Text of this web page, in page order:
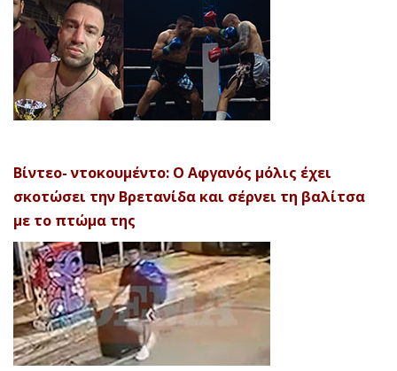
Βίντεο- ντοκουμέντο: Ο Αφγανός μόλις έχει
σκοτώσει την Βρετανίδα και σέρνει τη βαλίτσα
με το πτώμα της